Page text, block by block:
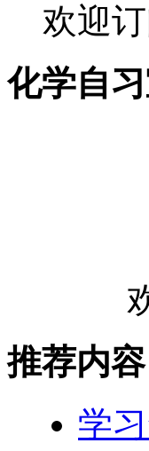
欢迎
化学自
推荐内容
学